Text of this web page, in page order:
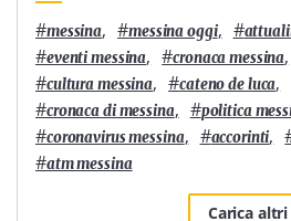
#messina, #messina oggi, #
#eventi messina, #cronaca messina,
#cultura messina, #cateno de luca,
#cronaca di messina, #politica
#coronavirus messina, #accorinti,
#atm messina
Carica altri